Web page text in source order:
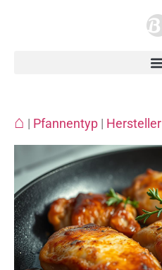
⌂ | Pfannentyp | Hersteller